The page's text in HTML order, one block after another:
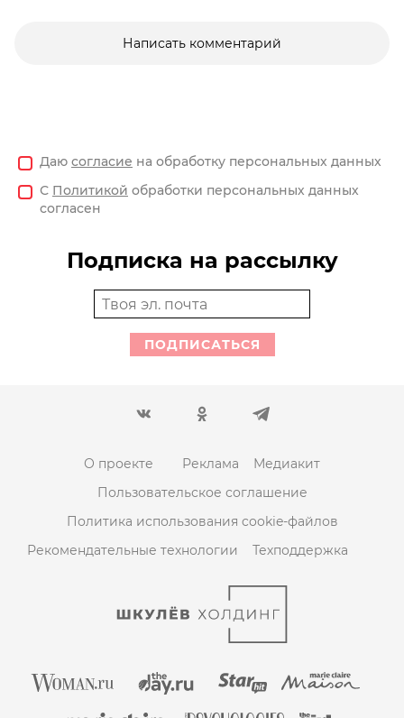
Написать комментарий
Даю согласие на обработку персональных данных
С Политикой обработки персональных данных
согласен
Подписка на рассылку
ПОДПИСАТЬСЯ
О проекте Реклама
Медиакит
Пользовательское соглашение
Политика использования cookie-файлов
Рекомендательные технологии
Техподдержка